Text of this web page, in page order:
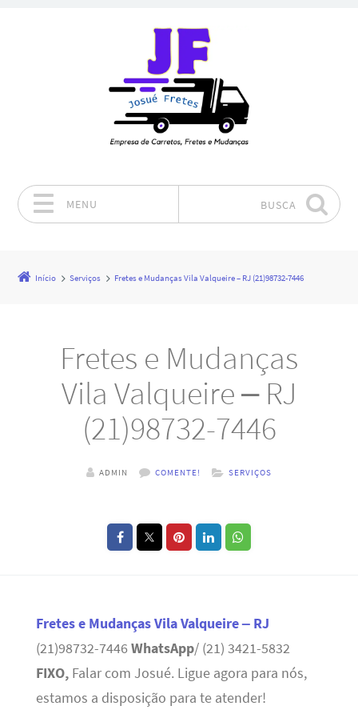
MENU BUSCA
Início Serviços Fretes e Mudanças Vila Valqueire – RJ (21)98732-7446
Fretes e Mudanças
Vila Valqueire – RJ
(21)98732-7446
ADMIN COMENTE! SERVIÇOS
Fretes e Mudanças Vila Valqueire – RJ
(21)98732-7446WhatsApp/ (21) 3421-5832
FIXO,Falar com Josué. Ligue agora para nós,
estamos a disposição para te atender!